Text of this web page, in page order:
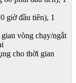
giờ đầu tiên), 1
vòng chạy/ngắt
cho thời gian